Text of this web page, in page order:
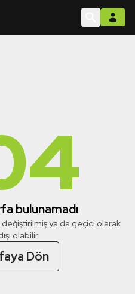
bulunamadı
değiştirilmiş ya da geçici olarak
olabilir
Dön